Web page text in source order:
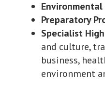
Environmental
Preparatory
Specialist
and culture,
business,
environment